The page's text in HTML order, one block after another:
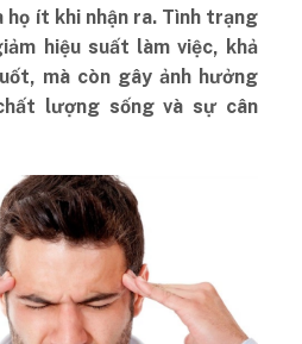
họ ít khi nhận ra. Tình trạng
hiệu suất làm việc, khả
mà còn gây ảnh hưởng
lượng sống và sự cân